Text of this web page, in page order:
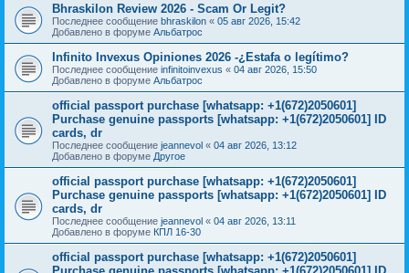
Bhraskilon Review 2026 - Scam Or Legit?
Последнее сообщение bhraskilon « 05 авг 2026, 15:42
Добавлено в форуме Альбатрос
Infinito Invexus Opiniones 2026 -¿Estafa o legítimo?
Последнее сообщение infinitoinvexus « 04 авг 2026, 15:50
Добавлено в форуме Альбатрос
official passport purchase [whatsapp: +1(672)2050601]
Purchase genuine passports [whatsapp: +1(672)2050601] ID
cards, dr
Последнее сообщение jeannevol « 04 авг 2026, 13:12
Добавлено в форуме Другое
official passport purchase [whatsapp: +1(672)2050601]
Purchase genuine passports [whatsapp: +1(672)2050601] ID
cards, dr
Последнее сообщение jeannevol « 04 авг 2026, 13:11
Добавлено в форуме КПЛ 16-30
official passport purchase [whatsapp: +1(672)2050601]
Purchase genuine passports [whatsapp: +1(672)2050601] ID